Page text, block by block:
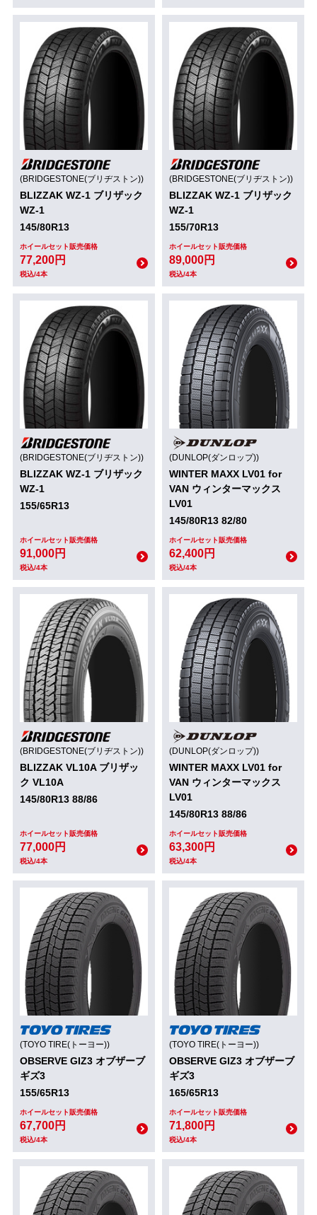
(BRIDGESTONE(ブリヂストン))
BLIZZAK WZ-1 ブリザック
WZ-1
145/80R13
ホイールセット販売価格
77,200円
税込/4本
(BRIDGESTONE(ブリヂストン))
BLIZZAK WZ-1 ブリザック
WZ-1
155/70R13
ホイールセット販売価格
89,000円
税込/4本
(BRIDGESTONE(ブリヂストン))
BLIZZAK WZ-1 ブリザック
WZ-1
155/65R13
ホイールセット販売価格
91,000円
税込/4本
(DUNLOP(ダンロップ))
WINTER MAXX LV01 for
VAN ウィンターマックス
LV01
145/80R13 82/80
ホイールセット販売価格
62,400円
税込/4本
(BRIDGESTONE(ブリヂストン))
BLIZZAK VL10A ブリザッ
ク VL10A
145/80R13 88/86
ホイールセット販売価格
77,000円
税込/4本
(DUNLOP(ダンロップ))
WINTER MAXX LV01 for
VAN ウィンターマックス
LV01
145/80R13 88/86
ホイールセット販売価格
63,300円
税込/4本
(TOYO TIRE(トーヨー))
OBSERVE GIZ3 オブザーブ
ギズ3
155/65R13
ホイールセット販売価格
67,700円
税込/4本
(TOYO TIRE(トーヨー))
OBSERVE GIZ3 オブザーブ
ギズ3
165/65R13
ホイールセット販売価格
71,800円
税込/4本